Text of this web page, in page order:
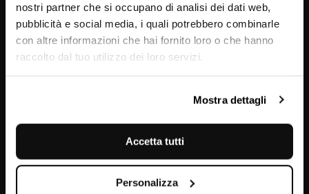
nostri partner che si occupano di analisi dei dati web,
pubblicità e social media, i quali potrebbero combinarle
con altre informazioni che hai fornito loro o che hanno
raccolto dal tuo utilizzo dei loro servizi.
Mostra dettagli
Accetta tutti
Personalizza
Calcite Caraibica